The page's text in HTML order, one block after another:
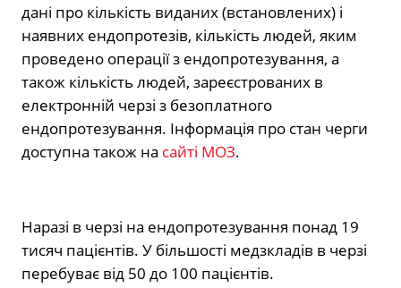
дані про кількість виданих (встановлених) і
наявних ендопротезів, кількість людей, яким
проведено операції з ендопротезування, а
також кількість людей, зареєстрованих в
електронній черзі з безоплатного
ендопротезування. Інформація про стан черги
доступна також на сайті МОЗ.
Наразі в черзі на ендопротезування понад 19
тисяч пацієнтів. У більшості медзкладів в черзі
перебуває від 50 до 100 пацієнтів.